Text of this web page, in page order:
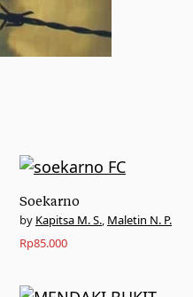
Soekarno
Kapitsa M. S., Maletin N. P.
Rp85.000